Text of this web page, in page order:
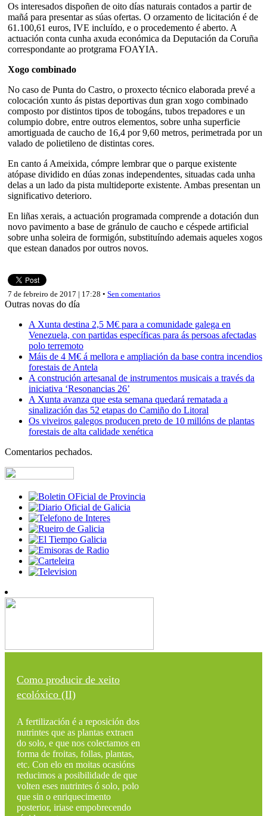
Os interesados dispoñen de oito días naturais contados a partir de
mañá para presentar as súas ofertas. O orzamento de licitación é de
61.100,61 euros, IVE incluído, e o procedemento é aberto. A
actuación conta cunha axuda económica da Deputación da Coruña
correspondante ao protgrama FOAYIA.
Xogo combinado
No caso de Punta do Castro, o proxecto técnico elaborada prevé a
colocación xunto ás pistas deportivas dun gran xogo combinado
composto por distintos tipos de tobogáns, tubos trepadores e un
columpio dobre, entre outros elementos, sobre unha superficie
amortiguada de caucho de 16,4 por 9,60 metros, perimetrada por un
valado de polietileno de distintas cores.
En canto á Ameixida, cómpre lembrar que o parque existente
atópase dividido en dúas zonas independentes, situadas cada unha
delas a un lado da pista multideporte existente. Ambas presentan un
significativo deterioro.
En liñas xerais, a actuación programada comprende a dotación dun
novo pavimento a base de gránulo de caucho e céspede artificial
sobre unha soleira de formigón, substituíndo ademais aqueles xogos
que estean danados por outros novos.
7 de febreiro de 2017 | 17:28 • Sen comentarios
Outras novas do día
A Xunta destina 2,5 M€ para a comunidade galega en
Venezuela, con partidas específicas para ás persoas afectadas
polo terremoto
Máis de 4 M€ á mellora e ampliación da base contra incendios
forestais de Antela
A construción artesanal de instrumentos musicais a través da
iniciativa ‘Resonancias 26’
A Xunta avanza que esta semana quedará rematada a
sinalización das 52 etapas do Camiño do Litoral
Os viveiros galegos producen preto de 10 millóns de plantas
forestais de alta calidade xenética
Comentarios pechados.
Como producir de xeito
ecolóxico (II)
A fertilización é a reposición dos
nutrintes que as plantas extraen
do solo, e que nos colectamos en
forma de froitas, follas, plantas,
etc. Con elo en moitas ocasións
reducimos a posibilidade de que
volten eses nutrintes ó solo, polo
que sin o enriquecimento
posterior, iriase empobrecendo